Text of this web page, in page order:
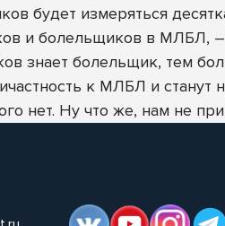
будет измеряться
и болельщиков в
знает болельщик, тем
к МЛБЛ и
нет. Ну что же, нам не